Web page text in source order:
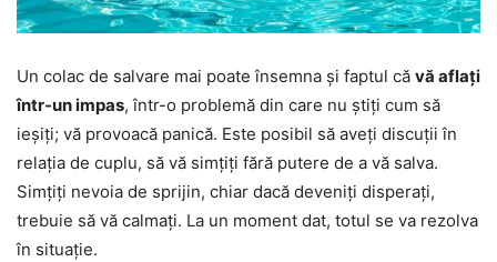
Un colac de salvare mai poate însemna și faptul că vă aflați
într-un impas, într-o problemă din care nu știți cum să
ieșiți; vă provoacă panică. Este posibil să aveți discuții în
relația de cuplu, să vă simțiți fără putere de a vă salva.
Simțiți nevoia de sprijin, chiar dacă deveniți disperați,
trebuie să vă calmați. La un moment dat, totul se va rezolva
în situație.